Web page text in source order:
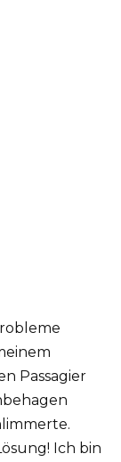
Passagier
Ich bin